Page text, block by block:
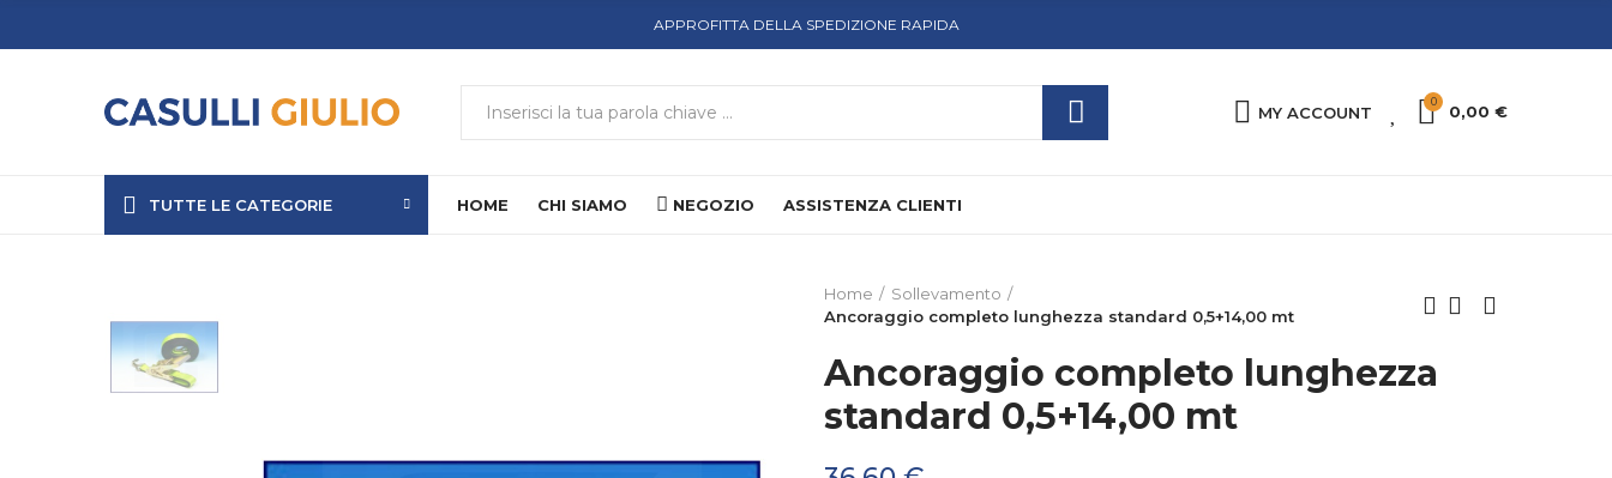
APPROFITTA DELLA SPEDIZIONE RAPIDA
MY ACCOUNT
0
0,00 €
TUTTE LE CATEGORIE HOME CHI SIAMO NEGOZIO ASSISTENZA CLIENTI
Home
Sollevamento
Ancoraggio completo lunghezza standard 0,5+14,00 mt
Ancoraggio completo lunghezza
standard 0,5+14,00 mt